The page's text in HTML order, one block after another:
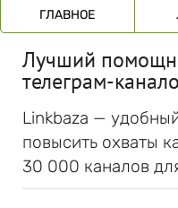
ГЛАВНОЕ
Лучший
телеграм-
Linkbaza —
повысить охваты
30 000 каналов